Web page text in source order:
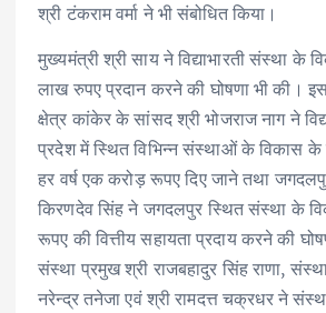
श्री टंकराम वर्मा ने भी संबोधित किया।
मुख्यमंत्री श्री साय ने विद्याभारती संस्था के
लाख रुपए प्रदान करने की घोषणा भी की।
क्षेत्र कांकेर के सांसद श्री भोजराज नाग ने
प्रदेश में स्थित विभिन्न संस्थाओं के विकास के
हर वर्ष एक करोड़ रूपए दिए जाने तथा
किरणदेव सिंह ने जगदलपुर स्थित संस्था के
रूपए की वित्तीय सहायता प्रदाय करने की
संस्था प्रमुख श्री राजबहादुर सिंह राणा,
नरेन्द्र तनेजा एवं श्री रामदत्त चक्रधर ने